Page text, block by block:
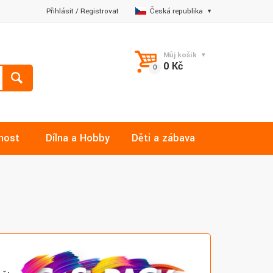
Česká republika
Přihlásit/Registrovat
Můj košík
0 Kč
Dílna a Hobby Děti a zábava